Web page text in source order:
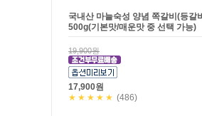
[문꼼꼼]BAS 캡슐형 세탁조 클리너
(20개입)
★8/9 일요일까지만! 29,200원 할인!
공구한정판매!
49,000원
19,800원